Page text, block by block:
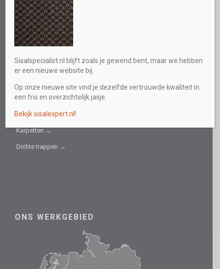
info@sisalspecialist.nl
Sitemap
INFORMATIEF
Collectie →
Sisal grof →
Trapbekleding →
Karpetten →
Dichte trappen →
ONS WERKGEBIED
Sisalspecialist.nl blijft zoals je gewend bent, maar we hebben
er een nieuwe website bij.
Op onze nieuwe site vind je dezelfde vertrouwde kwaliteit in
een fris en overzichtelijk jasje.
Bekijk sisalexpert.nl!